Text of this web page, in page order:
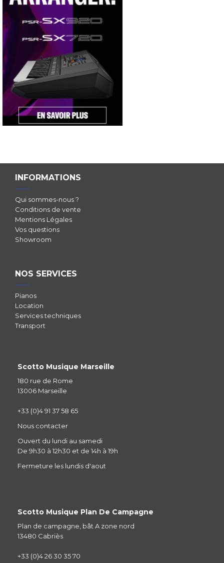
INFORMATIONS
Qui sommes-nous ?
Conditions de vente
Mentions Légales
Vos questions
Showroom
NOS SERVICES
Pianos
Location
Services techniques
Transport
Scotto Musique Marseille
180 rue de Rome
13006 Marseille
+33 (0)4 91 37 58 65
Nous contacter
Ouvert du lundi au samedi
De 9h30 à 12h30 et de 14h à 19h
Fermeture les lundis d'aout
Scotto Musique Plan De Campagne
Plan de campagne, bât A zone nord
13480 Cabriès
+33 (0)4 26 30 35 70